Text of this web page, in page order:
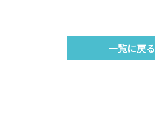
一覧に戻る